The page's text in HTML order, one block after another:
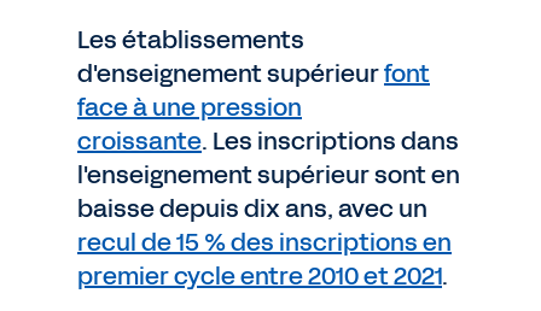
Les établissements
d'enseignement supérieurfont
face à une pression
croissante. Les inscriptions dans
l'enseignement supérieur sont en
baisse depuis dix ans, avec un
recul de 15 % des inscriptions en
premier cycle entre 2010 et 2021.